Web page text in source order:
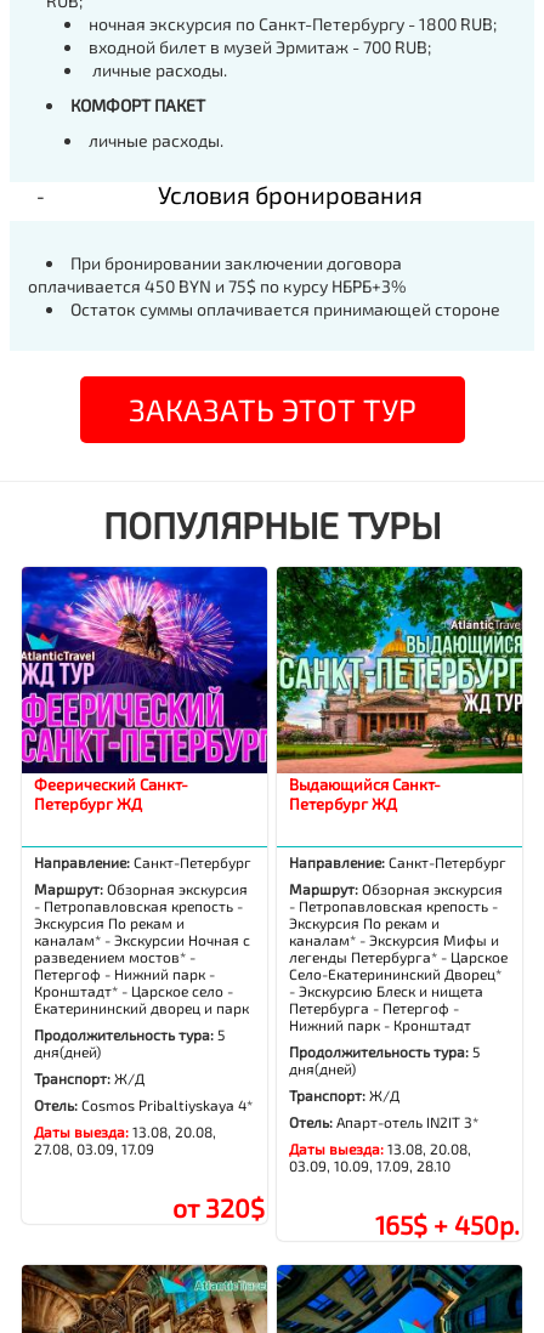
ночная экскурсия по Санкт-Петербургу - 1800 RUB;
входной билет в музей Эрмитаж - 700 RUB;
личные расходы.
КОМФОРТ ПАКЕТ
личные расходы.
Условия бронирования
При бронировании заключении договора
оплачивается 450 BYN и 75$ по курсу НБРБ+3%
Остаток суммы оплачивается принимающей стороне
ЗАКАЗАТЬ ЭТОТ ТУР
ПОПУЛЯРНЫЕ ТУРЫ
Феерический Санкт-
Петербург ЖД
Направление:Санкт-Петербург
Маршрут:Обзорная экскурсия
- Петропавловская крепость -
Экскурсия По рекам и
каналам* - Экскурсии Ночная с
разведением мостов* -
Петергоф - Нижний парк -
Кронштадт* - Царское село -
Екатерининский дворец и парк
Продолжительность тура: 5
дня(дней)
Транспорт:Ж/Д
Отель:Cosmos Pribaltiyskaya 4*
Даты выезда:13.08, 20.08,
27.08, 03.09, 17.09
от 320$
Выдающийся Санкт-
Петербург ЖД
Направление:Санкт-Петербург
Маршрут:Обзорная экскурсия
- Петропавловская крепость -
Экскурсия По рекам и
каналам* - Экскурсия Мифы и
легенды Петербурга* - Царское
Село-Екатерининский Дворец*
- Экскурсию Блеск и нищета
Петербурга - Петергоф -
Нижний парк - Кронштадт
Продолжительность тура: 5
дня(дней)
Транспорт:Ж/Д
Отель:Апарт-отель IN2IT 3*
Даты выезда:13.08, 20.08,
03.09, 10.09, 17.09, 28.10
165$ + 450р.